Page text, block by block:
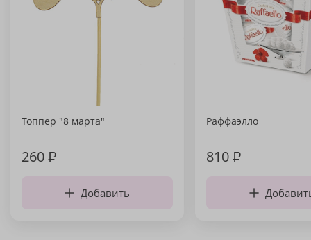
Топпер "8 марта"
260₽
Добавить
Раффаэлло
810₽